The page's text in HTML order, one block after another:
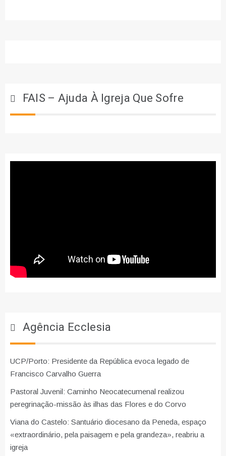
FAIS – Ajuda À Igreja Que Sofre
Agência Ecclesia
UCP/Porto: Presidente da República evoca legado de
Francisco Carvalho Guerra
Pastoral Juvenil: Caminho Neocatecumenal realizou
peregrinação-missão às ilhas das Flores e do Corvo
Viana do Castelo: Santuário diocesano da Peneda, espaço
«extraordinário, pela paisagem e pela grandeza», reabriu a
igreja